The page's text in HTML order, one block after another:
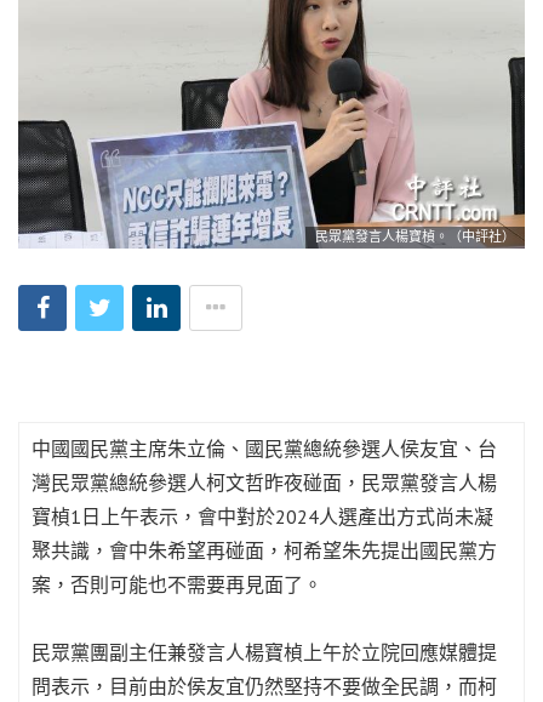
民眾黨發言人楊寶楨。（中評社）
中國國民黨主席朱立倫、國民黨總統參選人侯友宜、台
灣民眾黨總統參選人柯文哲昨夜碰面，民眾黨發言人楊
寶楨1日上午表示，會中對於2024人選產出方式尚未凝
聚共識，會中朱希望再碰面，柯希望朱先提出國民黨方
案，否則可能也不需要再見面了。
民眾黨團副主任兼發言人楊寶楨上午於立院回應媒體提
問表示，目前由於侯友宜仍然堅持不要做全民調，而柯